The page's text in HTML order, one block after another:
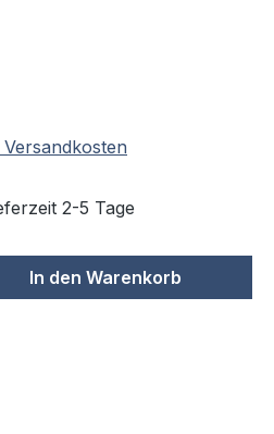
2-5 Tage
Gib den
In den Warenkorb